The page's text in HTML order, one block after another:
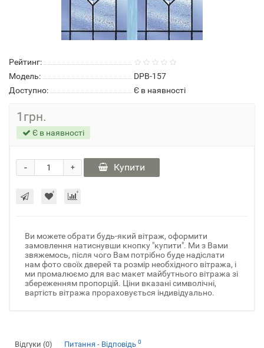
Рейтинг:
Модель:
DPB-157
Доступно:
Є в наявності
1грн.
Є в наявності
+
- Купити
Ви можете обрати будь-який вітраж, оформити
замовлення натиснувши кнопку "купити". Ми з Вами
звяжемось, після чого Вам потрібно буде надіслати
нам фото своїх дверей та розмір необхідного вітража, і
ми промалюємо для вас макет майбутнього вітража зі
збереженням пропорцій. Ціни вказані символічні,
вартість вітража прораховується індивідуально.
Відгуки (0) Питання - Відповідь 0